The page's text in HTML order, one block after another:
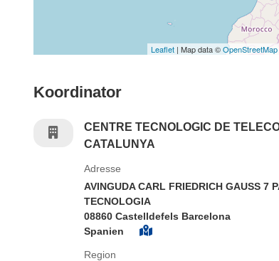
Leaflet | Map data ©OpenStreetMap
Koordinator
CENTRE TECNOLOGIC DE
CATALUNYA
Adresse
AVINGUDA CARL FRIEDRICH GAUSS 7
TECNOLOGIA
08860 Castelldefels Barcelona
Spanien
Region